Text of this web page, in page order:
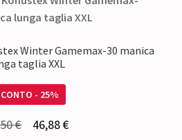
Winter Gamemax-30 manica
taglia XXL
- 25%
€ 46,88€Il